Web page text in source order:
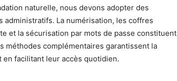
naturelle, nous devons adopter des
La numérisation, les coffres
et la sécurisation par mots de passe constituent
méthodes complémentaires garantissent la
facilitant leur accès quotidien.